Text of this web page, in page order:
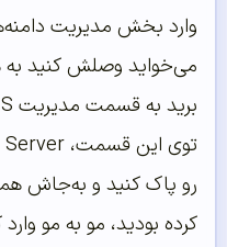
وارد بخش مدیریت
می‌خواید وصلش کنید به
رو پاک کنید و به‌جاش
کرده بودید، مو به مو